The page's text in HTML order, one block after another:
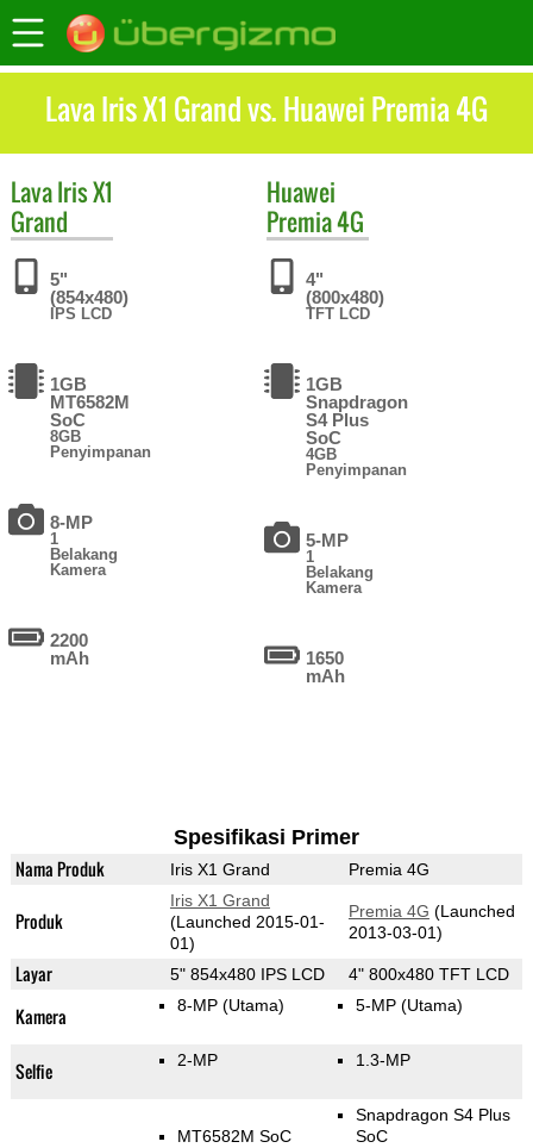
Lava Iris X1 Grand vs. Huawei Premia 4G
LavaIris X1
Grand
5"
(854x480)
IPS LCD
1GB
MT6582M
SoC
8GB
Penyimpanan
8-MP
1
Belakang
Kamera
2200
mAh
Huawei
Premia 4G
4"
(800x480)
TFT LCD
1GB
Snapdragon
S4 Plus
SoC
4GB
Penyimpanan
5-MP
1
Belakang
Kamera
1650
mAh
Spesifikasi Primer
Nama Produk Iris X1 Grand Premia 4G
Produk
Iris X1 Grand
(Launched 2015-01-
01)
Premia 4G (Launched
2013-03-01)
Layar 5" 854x480 IPS LCD 4" 800x480 TFT LCD
Kamera 8-MP (Utama) 5-MP (Utama)
Selfie 2-MP 1.3-MP
MT6582M SoC
Snapdragon S4 Plus
SoC